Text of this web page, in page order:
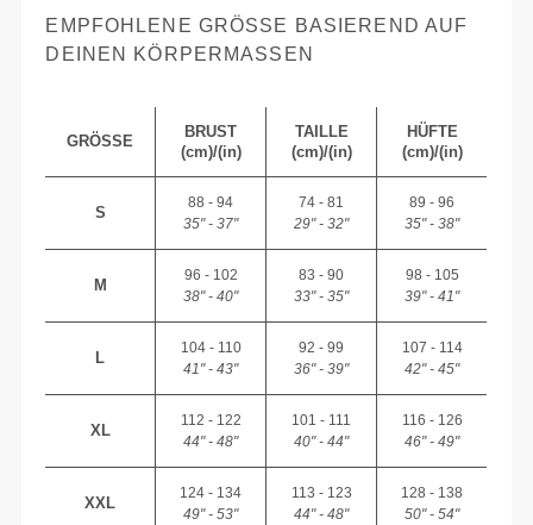
EMPFOHLENE GRÖSSE BASIEREND AUF D
EINEN KÖRPERMASSEN
GRÖSSE
BRUST
(cm)/(in)
TAILLE
(cm)/(in)
HÜFTE
(cm)/(in)
S
88 - 94
35" - 37"
74 - 81
29" - 32"
89 - 96
35" - 38"
M
96 - 102
38" - 40"
83 - 90
33" - 35"
98 - 105
39" - 41"
L
104 - 110
41" - 43"
92 - 99
36" - 39"
107 - 114
42" - 45"
XL
112 - 122
44" - 48"
101 - 111
40" - 44"
116 - 126
46" - 49"
XXL
124 - 134
49" - 53"
113 - 123
44" - 48"
128 - 138
50" - 54"